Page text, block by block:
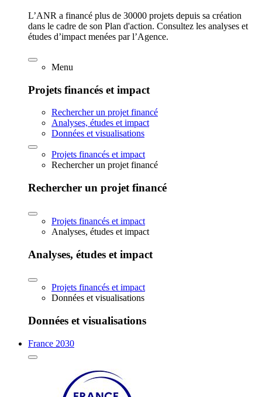
L’ANR a financé plus de 30000 projets depuis sa création
dans le cadre de son Plan d'action. Consultez les analyses et
études d’impact menées par l’Agence.
Menu
Projets financés et impact
Rechercher un projet financé
Analyses, études et impact
Données et visualisations
Projets financés et impact
Rechercher un projet financé
Rechercher un projet financé
Projets financés et impact
Analyses, études et impact
Analyses, études et impact
Projets financés et impact
Données et visualisations
Données et visualisations
France 2030